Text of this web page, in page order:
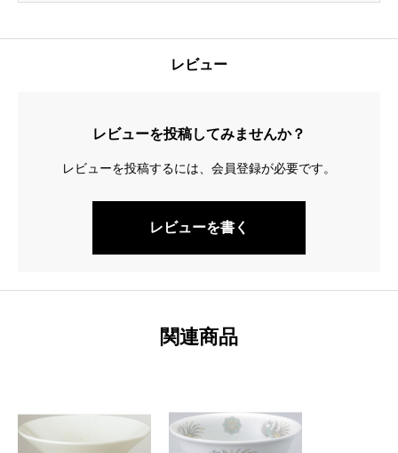
レビュー
レビューを投稿してみませんか？
レビューを投稿するには、会員登録が必要です。
レビューを書く
関連商品